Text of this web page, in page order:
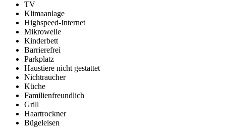
TV
Klimaanlage
Highspeed-Internet
Mikrowelle
Kinderbett
Barrierefrei
Parkplatz
Haustiere nicht gestattet
Nichtraucher
Küche
Familienfreundlich
Grill
Haartrockner
Bügeleisen